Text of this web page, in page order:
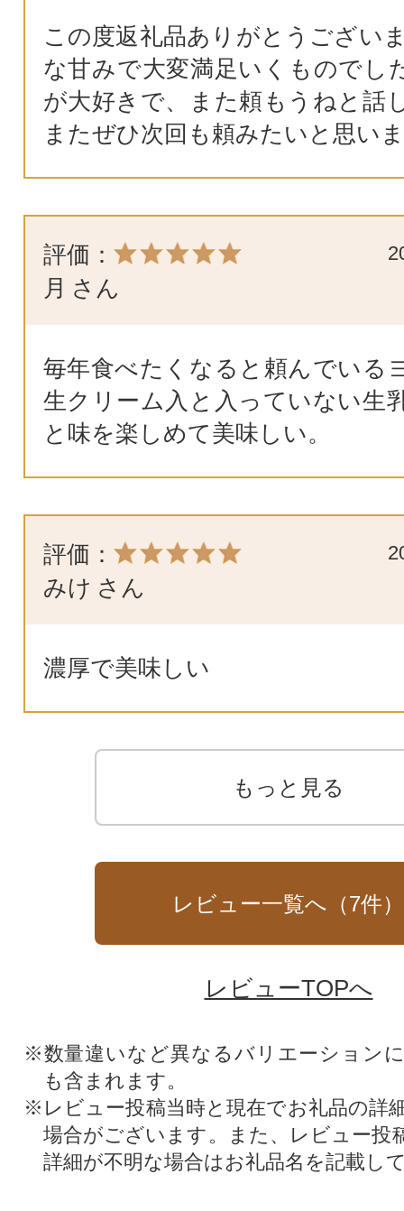
この度返礼品ありがとうござい
な甘みで大変満足いくものでし
が大好きで、また頼もうねと話
またぜひ次回も頼みたいと思い
評価：
月 さん
毎年食べたくなると頼んでいる
生クリーム入と入っていない生
と味を楽しめて美味しい。
評価：
みけ さん
濃厚で美味しい
もっと見る
レビュー一覧へ（7件）
レビューTOPへ
※数量違いなど異なるバリエーション
も含まれます。
※レビュー投稿当時と現在でお礼品の詳
場合がございます。また、レビュー投
詳細が不明な場合はお礼品名を記載し